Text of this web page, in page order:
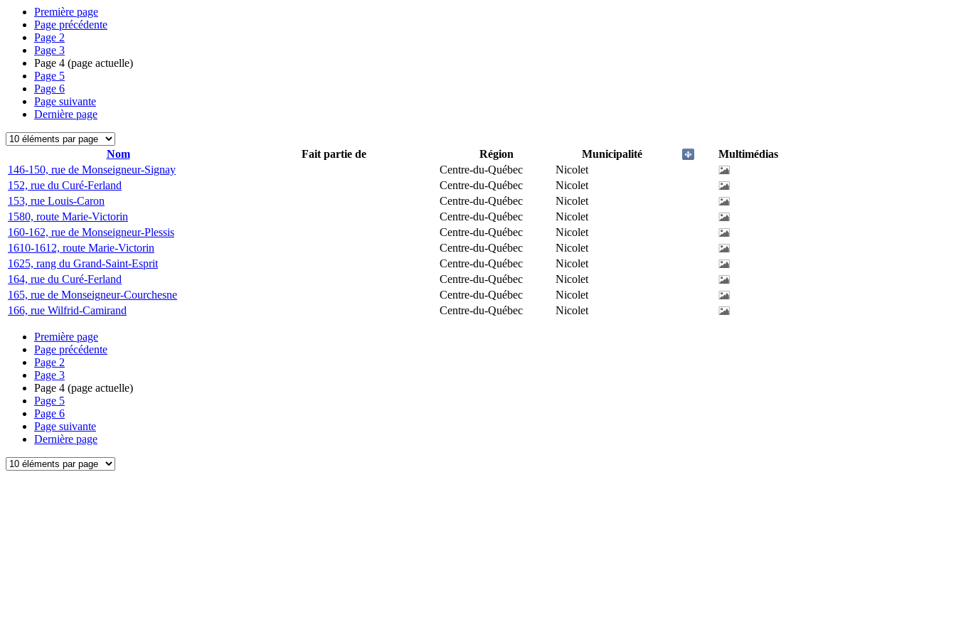
Première page
Page précédente
Page 2
Page 3
Page 4 (page actuelle)
Page 5
Page 6
Page suivante
Dernière page
Nom Fait partie de Région Municipalité
Multimédias
146-150, rue de Monseigneur-Signay
Centre-du-Québec
Nicolet
152, rue du Curé-Ferland
Centre-du-Québec
Nicolet
153, rue Louis-Caron
Centre-du-Québec
Nicolet
1580, route Marie-Victorin
Centre-du-Québec
Nicolet
160-162, rue de Monseigneur-Plessis
Centre-du-Québec
Nicolet
1610-1612, route Marie-Victorin
Centre-du-Québec
Nicolet
1625, rang du Grand-Saint-Esprit
Centre-du-Québec
Nicolet
164, rue du Curé-Ferland
Centre-du-Québec
Nicolet
165, rue de Monseigneur-Courchesne
Centre-du-Québec
Nicolet
166, rue Wilfrid-Camirand
Centre-du-Québec Nicolet
Première page
Page précédente
Page 2
Page 3
Page 4 (page actuelle)
Page 5
Page 6
Page suivante
Dernière page